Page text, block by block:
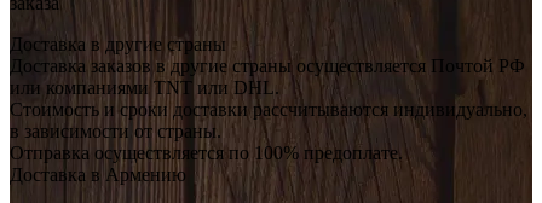
Доставка в другие страны
Доставка заказов в другие страны осуществляется Почтой РФ
или компаниями TNT или DHL.
Стоимость и сроки доставки рассчитываются индивидуально,
в зависимости от страны.
Отправка осуществляется по 100% предоплате.
Доставка в Армению